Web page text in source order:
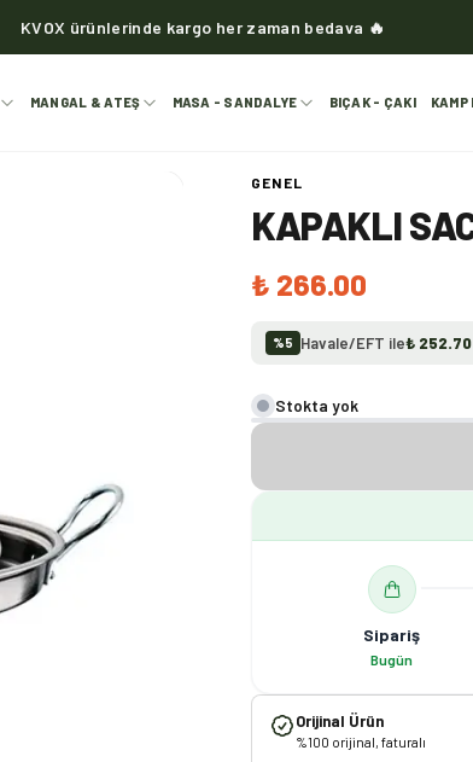
KVOX ürünlerinde kargo her zaman bedava 🔥
MANGAL & ATEŞ MASA - SANDALYE BIÇAK - ÇAKI KAMP
GENEL
KAPAKLI
₺ 266.00
%5 Havale/EFT ile₺ 252.70
Stokta yok
Sipariş
Bugün
Orijinal Ürün
%100 orijinal, faturalı